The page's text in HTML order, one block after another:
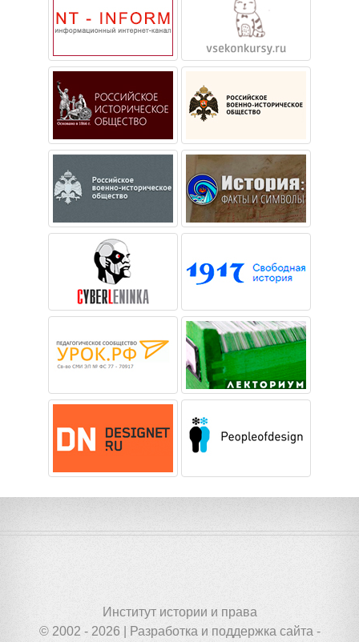
Институт истории и права
© 2002 - 2026 | Разработка и поддержка сайта -